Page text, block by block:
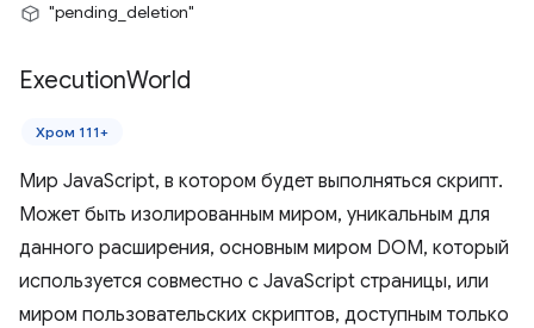
"pending_deletion"
ExecutionWorld
Хром 111+
Мир JavaScript, в котором будет выполняться скрипт.
Может быть изолированным миром, уникальным для
данного расширения, основным миром DOM, который
используется совместно с JavaScript страницы, или
миром пользовательских скриптов, доступным только